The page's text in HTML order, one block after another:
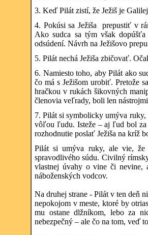
3. Keď Pilát zistí, že Ježiš je
4. Pokúsi sa Ježiša prepustiť v
Ako sudca sa tým však
odsúdení. Návrh na Ježišovo
5. Pilát nechá Ježiša zbičovať.
6. Namiesto toho, aby Pilát ako
čo má s Ježišom urobiť. Pretože
hračkou v rukách šikovných
členovia veľrady, boli len
7. Pilát si symbolicky umýva ruky,
vôľou ľudu. Isteže – aj ľud bol za
rozhodnutie poslať Ježiša na kríž
Pilát si umýva ruky, ale vie, že
spravodlivého súdu. Civilný
vlastnej úvahy o vine či nevine,
náboženských vodcov.
Na druhej strane - Pilát v ten deň
nepokojom v meste, ktoré by
mu ostane dlžníkom, lebo za
nebezpečný – ale čo na tom, veď